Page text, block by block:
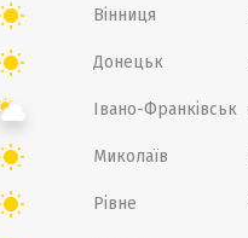
Вінниця
Донецьк
Івано-Франківськ
Миколаїв
Рівне